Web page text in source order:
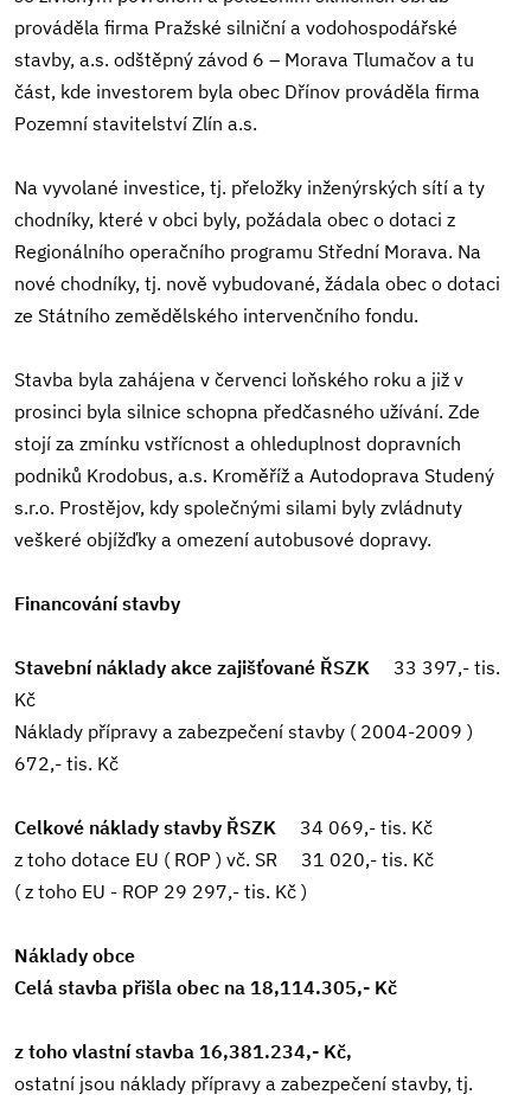
prováděla firma Pražské silniční a vodohospodářské
stavby, a.s. odštěpný závod 6 – Morava Tlumačov a tu
část, kde investorem byla obec Dřínov prováděla firma
Pozemní stavitelství Zlín a.s.
Na vyvolané investice, tj. přeložky inženýrských sítí a ty
chodníky, které v obci byly, požádala obec o dotaci z
Regionálního operačního programu Střední Morava. Na
nové chodníky, tj. nově vybudované, žádala obec o dotaci
ze Státního zemědělského intervenčního fondu.
Stavba byla zahájena v červenci loňského roku a již v
prosinci byla silnice schopna předčasného užívání. Zde
stojí za zmínku vstřícnost a ohleduplnost dopravních
podniků Krodobus, a.s. Kroměříž a Autodoprava Studený
s.r.o. Prostějov, kdy společnými silami byly zvládnuty
veškeré objížďky a omezení autobusové dopravy.
Financování stavby
Stavební náklady akce zajišťované ŘSZK 33 397,- tis.
Kč
Náklady přípravy a zabezpečení stavby ( 2004-2009 )
672,- tis. Kč
Celkové náklady stavby ŘSZK 34 069,- tis. Kč
z toho dotace EU ( ROP ) vč. SR 31 020,- tis. Kč
( z toho EU - ROP 29 297,- tis. Kč )
Náklady obce
Celá stavba přišla obec na 18,114.305,- Kč
z toho vlastní stavba 16,381.234,- Kč,
ostatní jsou náklady přípravy a zabezpečení stavby, tj.